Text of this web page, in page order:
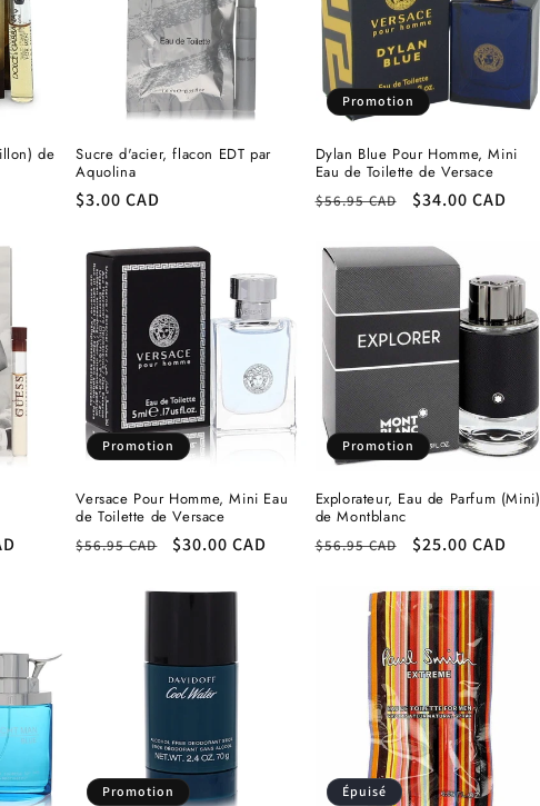
de
Sucre d'acier, flacon EDT par
Aquolina
Prix
$3.00 CAD
Promotion
Dylan Blue Pour Homme, Mini
Eau de Toilette de Versace
Prix
$56.95 CAD
Prix
$34.00 CAD
Promotion
Versace Pour Homme, Mini Eau
de Toilette de Versace
Prix
$56.95 CAD
Prix
$30.00 CAD
Promotion
Explorateur, Eau de Parfum (Mini)
de Montblanc
Prix
$56.95 CAD
Prix
$25.00 CAD
Promotion Épuisé